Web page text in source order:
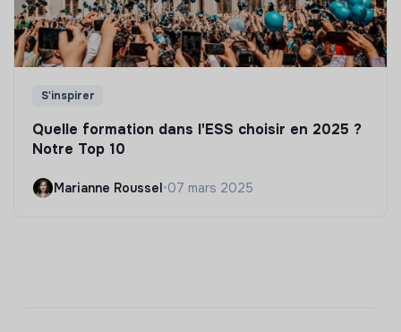
S'inspirer
Quelle formation dans l'ESS choisir en 2025 ?
Notre Top 10
Marianne Roussel•07 mars 2025